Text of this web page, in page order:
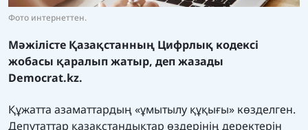
Фото интернеттен.
Мәжілісте Қазақстанның Цифрлық кодексі
жобасы қаралып жатыр, деп жазады
Democrat.kz.
Құжатта азаматтардың «ұмытылу құқығы» көзделген.
Депутаттар қазақстандықтар өздерінің деректерін